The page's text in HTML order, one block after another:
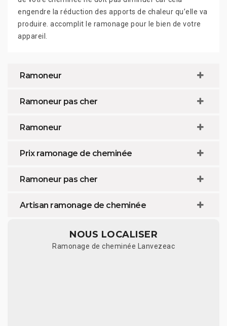
engendre la réduction des apports de chaleur qu’elle va
produire. accomplit le ramonage pour le bien de votre
appareil.
Ramoneur
Ramoneur pas cher
Ramoneur
Prix ramonage de cheminée
Ramoneur pas cher
Artisan ramonage de cheminée
NOUS LOCALISER
Ramonage de cheminée Lanvezeac